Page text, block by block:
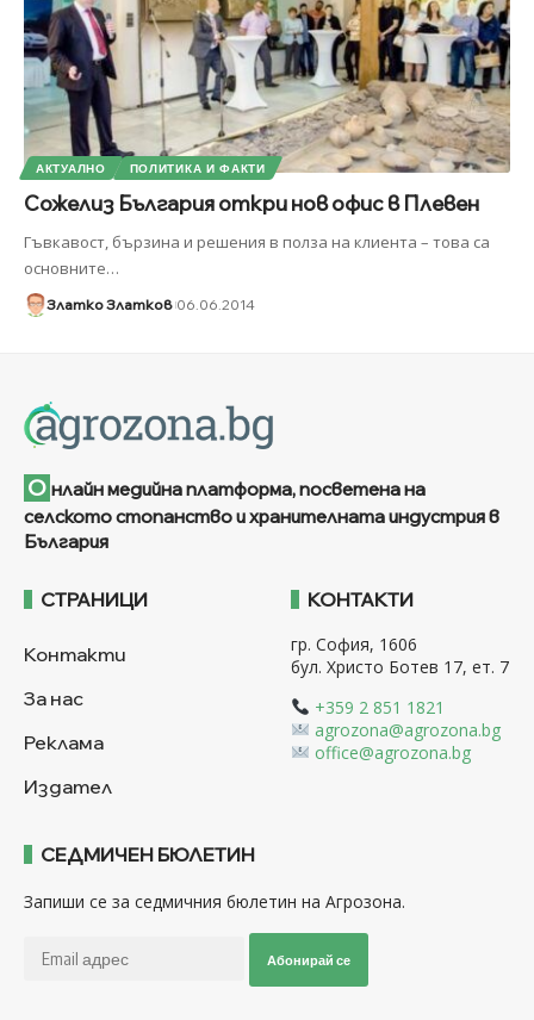
АКТУАЛНО ПОЛИТИКА И ФАКТИ
Сожелиз България откри нов офис в Плевен
Гъвкавост, бързина и решения в полза на клиента – това са
основните…
Златко Златков 06.06.2014
О нлайн медийна платформа, посветена на
селското стопанство и хранителната индустрия в
България
СТРАНИЦИ
Контакти
За нас
Реклама
Издател
КОНТАКТИ
гр. София, 1606
бул. Христо Ботев 17, ет. 7
+359 2 851 1821
agrozona@agrozona.bg
office@agrozona.bg
СЕДМИЧЕН БЮЛЕТИН
Запиши се за седмичния бюлетин на Агрозона.
Абонирай се